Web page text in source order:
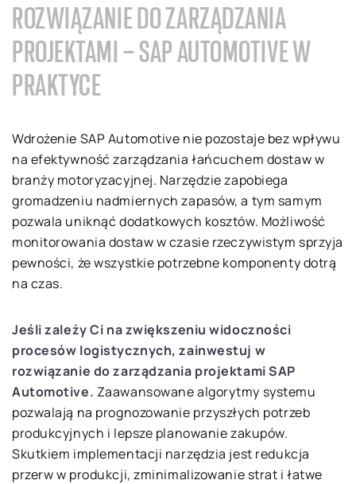
ROZWIĄZANIE DO ZARZĄDZANIA
PROJEKTAMI – SAP AUTOMOTIVE W
PRAKTYCE
Wdrożenie SAP Automotive nie pozostaje bez wpływu
na efektywność zarządzania łańcuchem dostaw w
branży motoryzacyjnej. Narzędzie zapobiega
gromadzeniu nadmiernych zapasów, a tym samym
pozwala uniknąć dodatkowych kosztów. Możliwość
monitorowania dostaw w czasie rzeczywistym sprzyja
pewności, że wszystkie potrzebne komponenty dotrą
na czas.
Jeśli zależy Ci na zwiększeniu widoczności
procesów logistycznych, zainwestuj w
rozwiązanie do zarządzania projektami SAP
Automotive. Zaawansowane algorytmy systemu
pozwalają na prognozowanie przyszłych potrzeb
produkcyjnych i lepsze planowanie zakupów.
Skutkiem implementacji narzędzia jest redukcja
przerw w produkcji, zminimalizowanie strat i łatwe